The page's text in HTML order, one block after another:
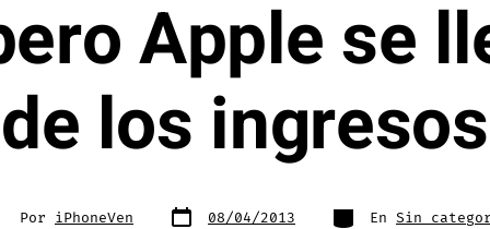
Apple se
de los ingresos
Por iPhoneVen Fecha
de 08/04/2013 Categorías
En Sin